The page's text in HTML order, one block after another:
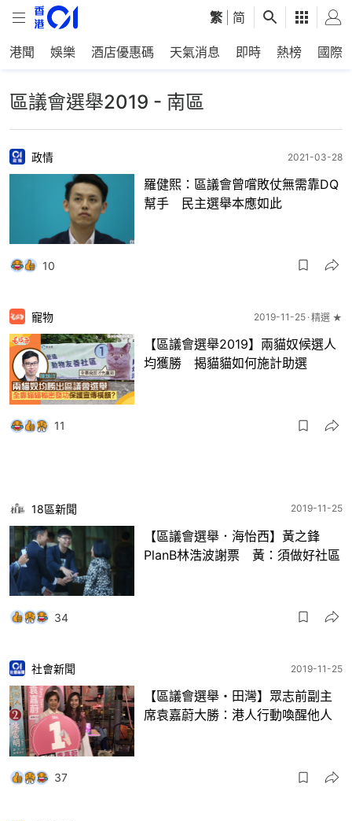
繁 简
港聞 娛樂 酒店優惠碼 天氣消息 即時 熱榜 國際
區議會選舉2019 - 南區
政情 2021-03-28
羅健熙：區議會曾嚐敗仗無需靠DQ
幫手 民主選舉本應如此
10
寵物 2019-11-25 精選 ★
【區議會選舉2019】兩貓奴候選人
均獲勝 揭貓貓如何施計助選
11
18區新聞 2019-11-25
【區議會選舉．海怡西】黃之鋒
PlanB林浩波謝票 黃：須做好社區
34
社會新聞 2019-11-25
【區議會選舉・田灣】眾志前副主
席袁嘉蔚大勝：港人行動喚醒他人
37